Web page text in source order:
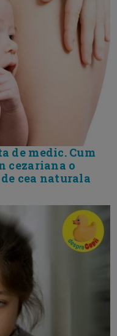
de medic. Cum
cezariana o
cea naturala